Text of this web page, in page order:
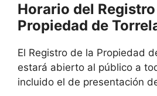
Horario del
Propiedad de
El Registro de la Propiedad
estará abierto al público a
incluido el de presentación